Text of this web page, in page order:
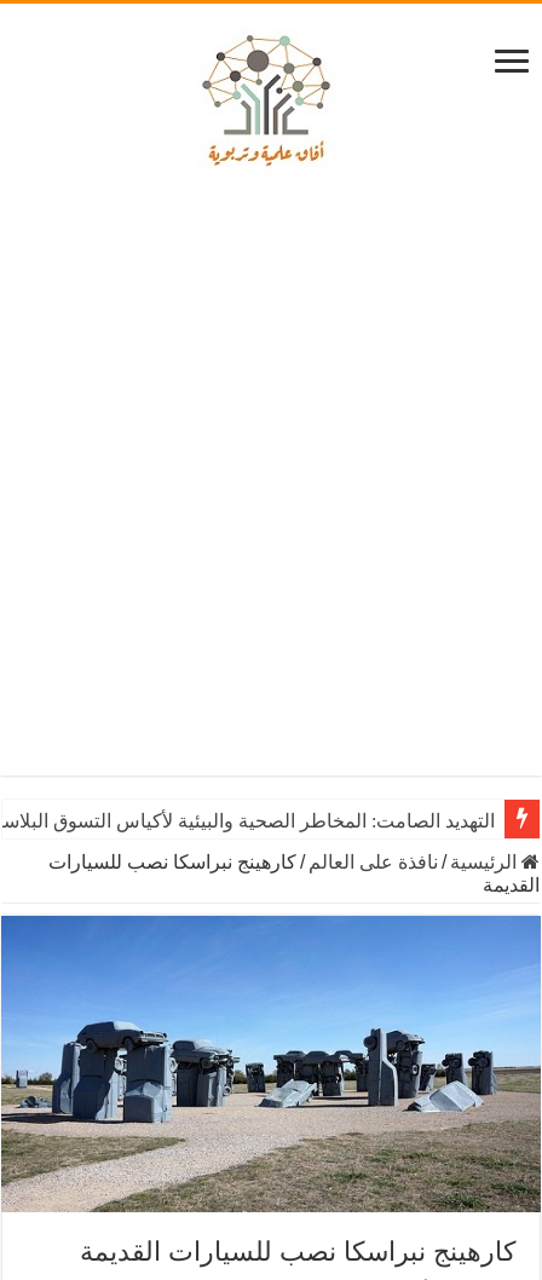
التهديد الصامت: المخاطر الصحية والبيئية لأكياس التسوق
الرئيسية / نافذة على العالم /كارهينج نبراسكا نصب للسيارات
القديمة
كارهينج نبراسكا نصب للسيارات القديمة